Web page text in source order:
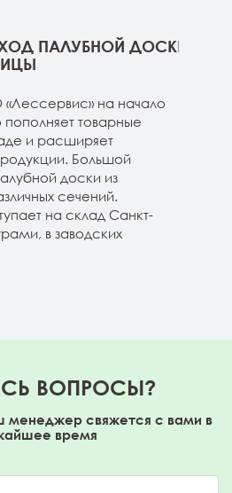
ПАЛУБНОЙ ДОСКИ
на начало
пополняет товарные
и расширяет
Большой
доски из
сечений.
на склад Санкт-
в заводских
ВОПРОСЫ?
менеджер свяжется с вами в
время